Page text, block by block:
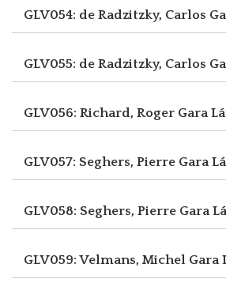
GLV054: de Radzitzky, Carlos
GLV055: de Radzitzky, Carlos
GLV056: Richard, Roger Gara
GLV057: Seghers, Pierre Gara
GLV058: Seghers, Pierre Gara
GLV059: Velmans, Michel Gara